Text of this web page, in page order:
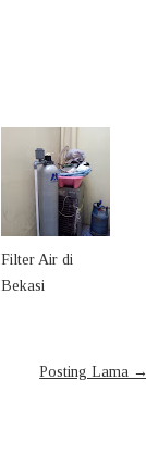
Filter Air di
Bekasi
Posting Lama →